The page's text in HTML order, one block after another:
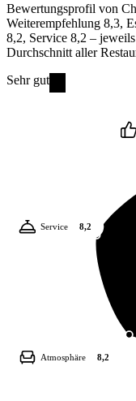
Bewertungsprofil von
Weiterempfehlung 8,3,
8,2, Service 8,2 –
Durchschnitt aller
Sehr gut
Atmosphäre 8,2
Service 8,2